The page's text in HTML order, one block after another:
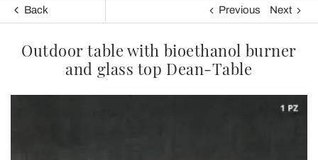
Back Previous Next
Outdoor table with bioethanol burner
and glass top Dean-Table